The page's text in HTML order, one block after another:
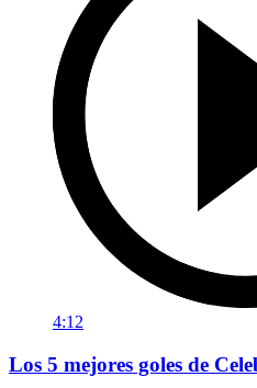
4:12
Los 5 mejores goles de